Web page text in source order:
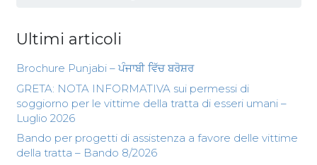
Ultimi articoli
Brochure Punjabi – ਪੰਜਾਬੀ ਵਿੱਚ ਬਰੋਸ਼ਰ
GRETA: NOTA INFORMATIVA sui permessi di
soggiorno per le vittime della tratta di esseri umani –
Luglio 2026
Bando per progetti di assistenza a favore delle vittime
della tratta – Bando 8/2026